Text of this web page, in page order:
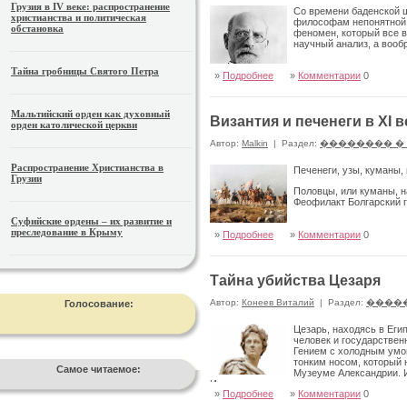
Грузия в IV веке: распространение
христианства и политическая
обстановка
Тайна гробницы Святого Петра
Мальтийский орден как духовный
орден католической церкви
Распространение Христианства в
Грузии
Суфийские ордены – их развитие и
преследование в Крыму
Голосование:
Самое читаемое:
Со времени баденской
философам
феномен, который все
научный анализ, а
» Подробнее » Комментарии 0
Византия и печенеги в XI
Автор: Malkin | Раздел: ��������
Печенеги, узы, куманы,
Половцы, или куманы,
Феофилакт Болгарский
» Подробнее » Комментарии 0
Тайна убийства Цезаря
Автор: Конеев Виталий | Раздел:
Цезарь, находясь в
человек и
Гением с холодным
тонким носом, который
Музеуме Александрии.
Иерусалиме есть древние архивы о
» Подробнее » Комментарии 0